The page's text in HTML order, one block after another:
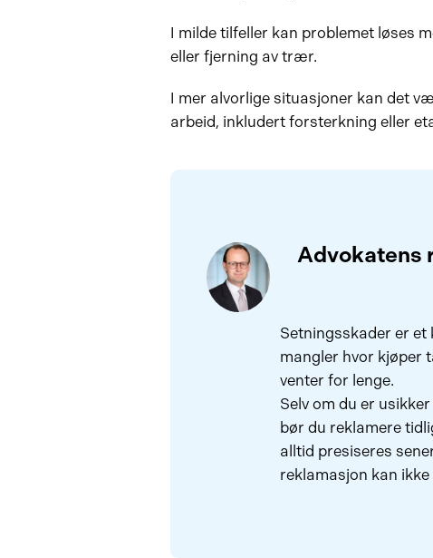
I milde tilfeller kan problemet løses
eller fjerning av trær.
I mer alvorlige situasjoner kan det
arbeid, inkludert forsterkning eller
Advokatens
Setningsskader er et
mangler hvor kjøper
venter for lenge.
Selv om du er
bør du reklamere
alltid presiseres
reklamasjon kan